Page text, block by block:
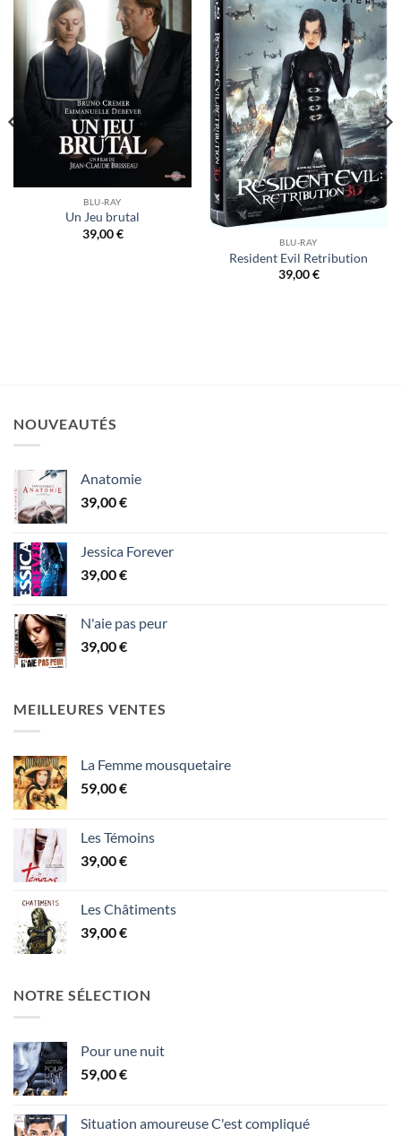
Ajouter
à ma
liste
d’envies
BLU-RAY
Un Jeu brutal
39,00€
Ajouter
à ma
liste
d’envies
BLU-RAY
Resident Evil Retribution
39,00€
NOUVEAUTÉS
Anatomie
39,00€
Jessica Forever
39,00€
N'aie pas peur
39,00€
MEILLEURES VENTES
La Femme mousquetaire
59,00€
Les Témoins
39,00€
Les Châtiments
39,00€
NOTRE SÉLECTION
Pour une nuit
59,00€
Situation amoureuse C'est compliqué